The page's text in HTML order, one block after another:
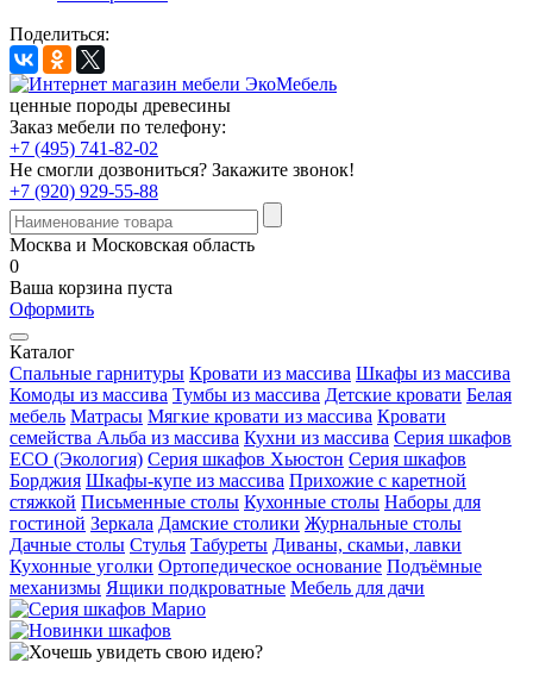
Поделиться:
ценные породы древесины
Заказ мебели по телефону:
+7 (495) 741-82-02
Не смогли дозвониться? Закажите звонок!
+7 (920) 929-55-88
Москва и Московская область
0
Ваша корзина пуста
Оформить
Каталог
Спальные гарнитуры Кровати из массива Шкафы из массива
Комоды из массива Тумбы из массива Детские кровати Белая
мебель Матрасы Мягкие кровати из массива Кровати
семейства Альба из массива Кухни из массива Серия шкафов
ECO (Экология) Серия шкафов Хьюстон Серия шкафов
Борджия Шкафы-купе из массива Прихожие с каретной
стяжкой Письменные столы Кухонные столы Наборы для
гостиной Зеркала Дамские столики Журнальные столы
Дачные столы Стулья Табуреты Диваны, скамьи, лавки
Кухонные уголки Ортопедическое основание Подъёмные
механизмы Ящики подкроватные Мебель для дачи